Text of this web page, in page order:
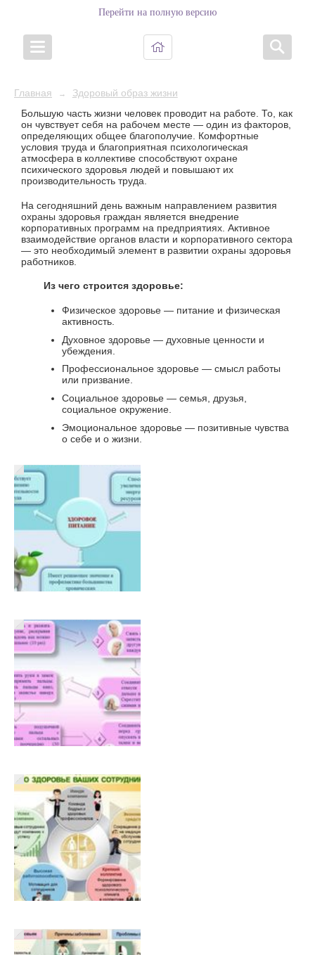
Перейти на полную версию
Главная →
Здоровый образ жизни
Большую часть жизни человек проводит на работе. То, как
он чувствует себя на рабочем месте — один из факторов,
определяющих общее благополучие. Комфортные
условия труда и благоприятная психологическая
атмосфера в коллективе способствуют охране
психического здоровья людей и повышают их
производительность труда.
На сегодняшний день важным направлением развития
охраны здоровья граждан является внедрение
корпоративных программ на предприятиях. Активное
взаимодействие органов власти и корпоративного сектора
— это необходимый элемент в развитии охраны здоровья
работников.
Из чего строится здоровье:
Физическое здоровье — питание и физическая
активность.
Духовное здоровье — духовные ценности и
убеждения.
Профессиональное здоровье — смысл работы
или призвание.
Социальное здоровье — семья, друзья,
социальное окружение.
Эмоциональное здоровье — позитивные чувства
о себе и о жизни.